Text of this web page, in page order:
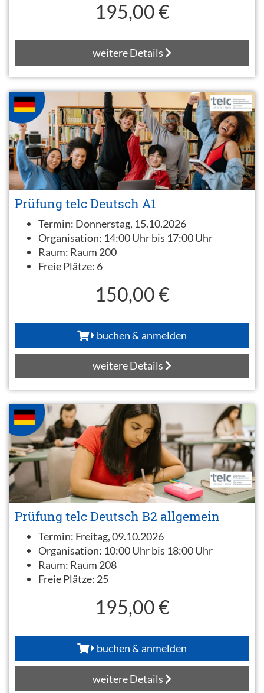
195,00 €
weitere Details
Prüfung telc Deutsch A1
Termin: Donnerstag, 15.10.2026
Organisation: 14:00 Uhr bis 17:00 Uhr
Raum: Raum 200
Freie Plätze: 6
150,00 €
buchen & anmelden
weitere Details
Prüfung telc Deutsch B2 allgemein
Termin: Freitag, 09.10.2026
Organisation: 10:00 Uhr bis 18:00 Uhr
Raum: Raum 208
Freie Plätze: 25
195,00 €
buchen & anmelden
weitere Details